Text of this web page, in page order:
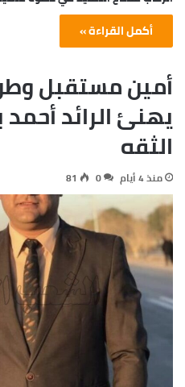
أكمل القراءة »
أمين مستقبل
يهنئ الرائد
الثقه
منذ 4 أيام 0
81